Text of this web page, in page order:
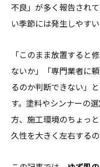
不良」が多く報告され
い季節には発生しやす
「このまま放置すると
ないか」「専門業者に
るのか判断できない」
す。塗料やシンナーの
方、施工環境のちょっ
久性を大きく左右するの